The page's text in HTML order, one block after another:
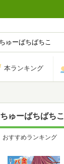
本ランキング
ちゅーばちばちこ
おすすめランキング